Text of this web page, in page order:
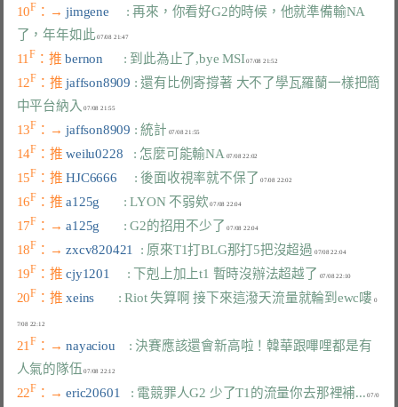
10F ：→ jimgene : 再來，你看好G2的時候，他就準備輸NA
了，年年如此
07/08 21:47
11F ：推 bernon : 到此為止了,bye MSI
12F ：推 jaffson8909 : 還有比例寄撐著 大不了學瓦羅蘭一樣把簡
中平台納入
07/08 21:55
13F ：→ jaffson8909 : 統計
14F ：推 weilu0228 : 怎麼可能輸NA
15F ：推 HJC6666 : 後面收視率就不保了
16F ：推 a125g : LYON 不弱欸 07/08 22:04
17F ：→ a125g : G2的招用不少了 07/08 22:04
18F ：→ zxcv820421 : 原來T1打BLG那打5把沒超過 07/08 22:04
19F ：推 cjy1201 : 下剋上加上t1 暫時沒辦法超越了
20F ：推 xeins : Riot 失算啊 接下來這潑天流量就輪到ewc嘍 0
21F ：→ nayaciou : 決賽應該還會新高啦！韓華跟嗶哩都是有
人氣的隊伍
22F ：→ eric20601 : 電競罪人G2 少了T1的流量你去那裡補... 07/0